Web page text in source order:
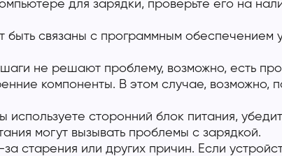
для зарядки, проверьте его на
связаны с программным обеспечением
не решают проблему, возможно, есть
компоненты. В этом случае, возможно,
сторонний блок питания,
могут вызывать проблемы с зарядкой.
старения или других причин. Если